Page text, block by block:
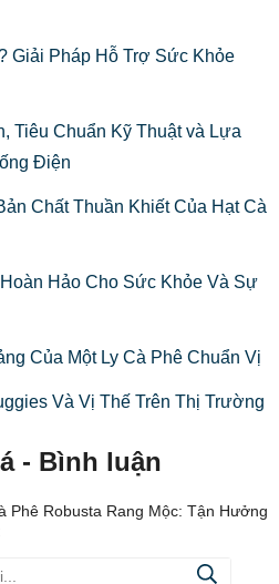
Giải Pháp Hỗ Trợ Sức Khỏe
Tiêu Chuẩn Kỹ Thuật và Lựa
Điện
Chất Thuần Khiết Của Hạt Cà
Hảo Cho Sức Khỏe Và Sự
Của Một Ly Cà Phê Chuẩn Vị
Và Vị Thế Trên Thị Trường
- Bình luận
Phê Robusta Rang Mộc: Tận Hưởng